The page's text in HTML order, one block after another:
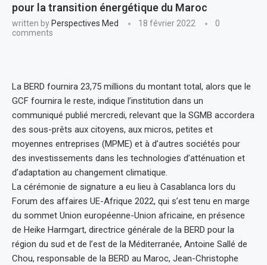
pour la transition énergétique du Maroc
written by Perspectives Med 18 février 2022
0
comments
La BERD fournira 23,75 millions du montant total, alors que le
GCF fournira le reste, indique l’institution dans un
communiqué publié mercredi, relevant que la SGMB accordera
des sous-prêts aux citoyens, aux micros, petites et
moyennes entreprises (MPME) et à d’autres sociétés pour
des investissements dans les technologies d’atténuation et
d’adaptation au changement climatique.
La cérémonie de signature a eu lieu à Casablanca lors du
Forum des affaires UE-Afrique 2022, qui s’est tenu en marge
du sommet Union européenne-Union africaine, en présence
de Heike Harmgart, directrice générale de la BERD pour la
région du sud et de l’est de la Méditerranée, Antoine Sallé de
Chou, responsable de la BERD au Maroc, Jean-Christophe